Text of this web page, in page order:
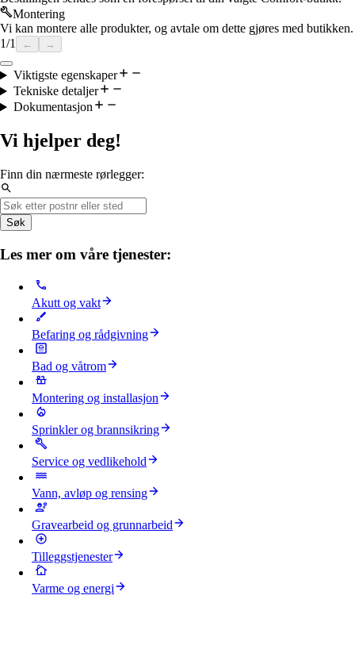
Montering
Vi kan montere alle produkter, og avtale om dette gjøres med butikken.
1/1 ← →
Viktigste egenskaper
Tekniske detaljer
Dokumentasjon
Vi hjelper deg!
Finn din nærmeste rørlegger:
Søk
Les mer om våre tjenester:
Akutt og vakt
Befaring og rådgivning
Bad og våtrom
Montering og installasjon
Sprinkler og brannsikring
Service og vedlikehold
Vann, avløp og rensing
Gravearbeid og grunnarbeid
Tilleggstjenester
Varme og energi